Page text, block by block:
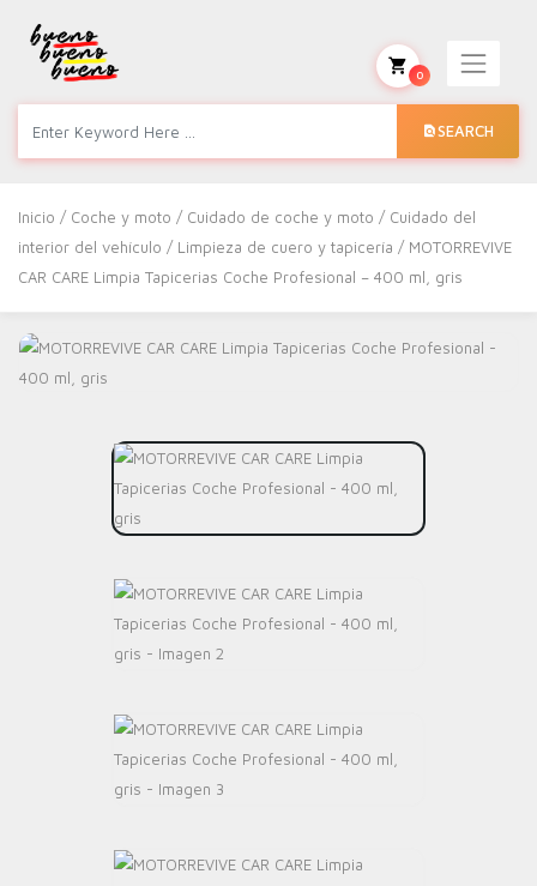
SEARCH
0
Inicio / Coche y moto / Cuidado de coche y moto / Cuidado del
interior del vehículo / Limpieza de cuero y tapicería / MOTORREVIVE
CAR CARE Limpia Tapicerias Coche Profesional – 400 ml, gris